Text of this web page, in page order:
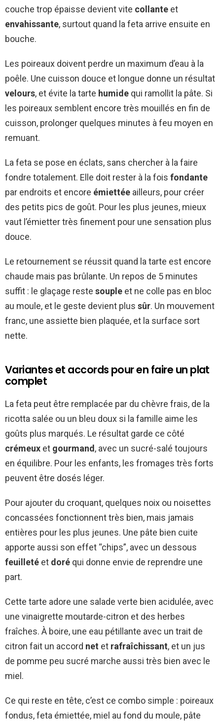
couche trop épaisse devient vite collante et
envahissante, surtout quand la feta arrive ensuite en
bouche.
Les poireaux doivent perdre un maximum d’eau à la
poêle. Une cuisson douce et longue donne un résultat
velours, et évite la tarte humide qui ramollit la pâte. Si
les poireaux semblent encore très mouillés en fin de
cuisson, prolonger quelques minutes à feu moyen en
remuant.
La feta se pose en éclats, sans chercher à la faire
fondre totalement. Elle doit rester à la fois fondante
par endroits et encore émiettée ailleurs, pour créer
des petits pics de goût. Pour les plus jeunes, mieux
vaut l’émietter très finement pour une sensation plus
douce.
Le retournement se réussit quand la tarte est encore
chaude mais pas brûlante. Un repos de 5 minutes
suffit : le glaçage reste souple et ne colle pas en bloc
au moule, et le geste devient plus sûr. Un mouvement
franc, une assiette bien plaquée, et la surface sort
nette.
Variantes et accords pour en faire un plat
complet
La feta peut être remplacée par du chèvre frais, de la
ricotta salée ou un bleu doux si la famille aime les
goûts plus marqués. Le résultat garde ce côté
crémeux et gourmand, avec un sucré-salé toujours
en équilibre. Pour les enfants, les fromages très forts
peuvent être dosés léger.
Pour ajouter du croquant, quelques noix ou noisettes
concassées fonctionnent très bien, mais jamais
entières pour les plus jeunes. Une pâte bien cuite
apporte aussi son effet “chips”, avec un dessous
feuilleté et doré qui donne envie de reprendre une
part.
Cette tarte adore une salade verte bien acidulée, avec
une vinaigrette moutarde-citron et des herbes
fraîches. À boire, une eau pétillante avec un trait de
citron fait un accord net et rafraîchissant, et un jus
de pomme peu sucré marche aussi très bien avec le
miel.
Ce qui reste en tête, c’est ce combo simple : poireaux
fondus, feta émiettée, miel au fond du moule, pâte